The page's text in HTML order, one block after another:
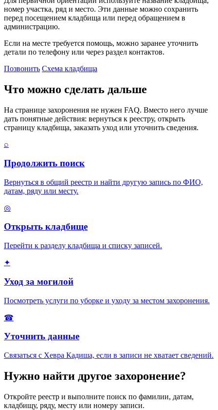
номер участка, ряд и место. Эти данные можно сохранить
перед посещением кладбища или перед обращением в
администрацию.
Если на месте требуется помощь, можно заранее уточнить
детали по телефону или через раздел контактов.
Позвонить Схема кладбища
Что можно сделать дальше
На странице захоронения не нужен FAQ. Вместо него лучше
дать понятные действия: вернуться к реестру, открыть
страницу кладбища, заказать уход или уточнить сведения.
⌕
Продолжить поиск
Вернуться в общий реестр и найти другую запись по ФИО,
датам, ряду или месту.
◎
Открыть кладбище
Перейти к разделу кладбища и списку записей.
✦
Уход за могилой
Посмотреть услуги по уборке и уходу за местом захоронения.
☎
Уточнить данные
Связаться с Хевра Кадиша, если в записи не хватает сведений.
Нужно найти другое захоронение?
Откройте реестр и выполните поиск по фамилии, датам,
кладбищу, ряду, месту или номеру записи.